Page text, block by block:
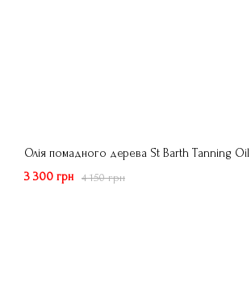
Олія помадного дерева St Barth Tanning Oil
4 150 грн
3 300 грн